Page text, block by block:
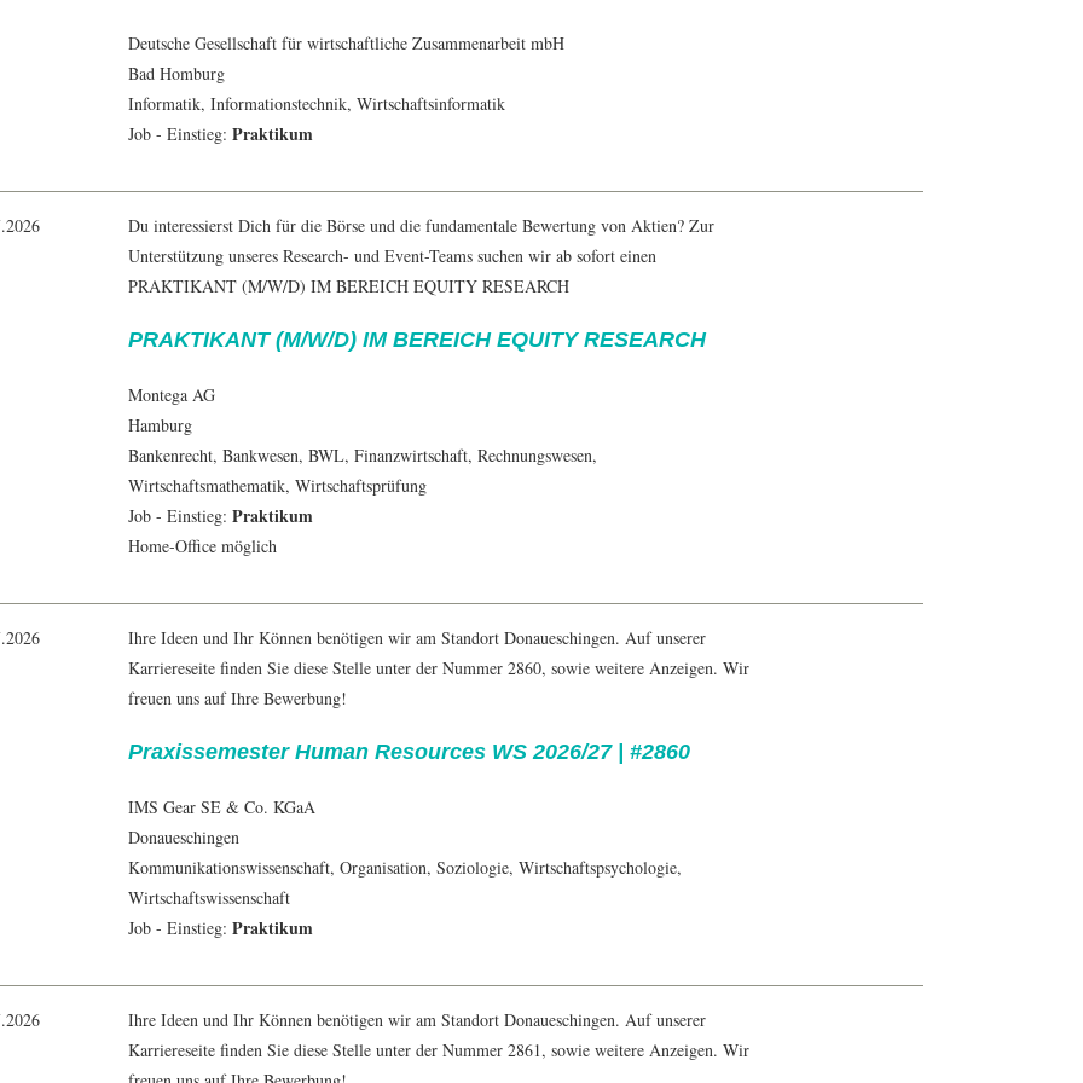
Deutsche Gesellschaft für wirtschaftliche Zusammenarbeit mbH
Bad Homburg
Informatik, Informationstechnik, Wirtschaftsinformatik
Job - Einstieg: Praktikum
Du interessierst Dich für die Börse und die fundamentale Bewertung von Aktien? Zur
Unterstützung unseres Research- und Event-Teams suchen wir ab sofort einen
PRAKTIKANT (M/W/D) IM BEREICH EQUITY RESEARCH
PRAKTIKANT (M/W/D) IM BEREICH EQUITY RESEARCH
Montega AG
Hamburg
Bankenrecht, Bankwesen, BWL, Finanzwirtschaft, Rechnungswesen,
Wirtschaftsmathematik, Wirtschaftsprüfung
Job - Einstieg: Praktikum
Home-Office möglich
Ihre Ideen und Ihr Können benötigen wir am Standort Donaueschingen. Auf unserer
Karriereseite finden Sie diese Stelle unter der Nummer 2860, sowie weitere Anzeigen. Wir
freuen uns auf Ihre Bewerbung!
Praxissemester Human Resources WS 2026/27 | #2860
IMS Gear SE & Co. KGaA
Donaueschingen
Kommunikationswissenschaft, Organisation, Soziologie, Wirtschaftspsychologie,
Wirtschaftswissenschaft
Job - Einstieg: Praktikum
Ihre Ideen und Ihr Können benötigen wir am Standort Donaueschingen. Auf unserer
Karriereseite finden Sie diese Stelle unter der Nummer 2861, sowie weitere Anzeigen. Wir